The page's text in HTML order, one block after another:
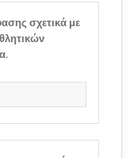
σχετικά με